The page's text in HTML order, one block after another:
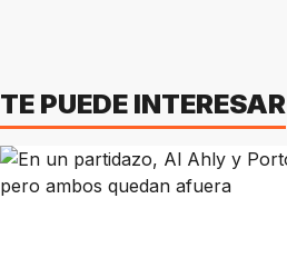
TE PUEDE INTERESAR